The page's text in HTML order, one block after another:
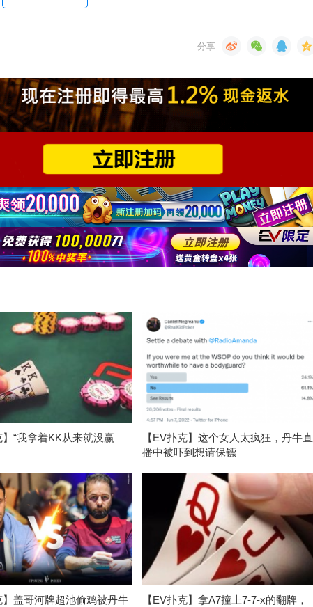
“我拿着KK从来就没赢
【EV扑克】这个女人太疯狂，丹牛直
播中被吓到想请保镖
】盖哥河牌超池偷鸡被丹牛
【EV扑克】拿A7撞上7-7-x的翻牌，